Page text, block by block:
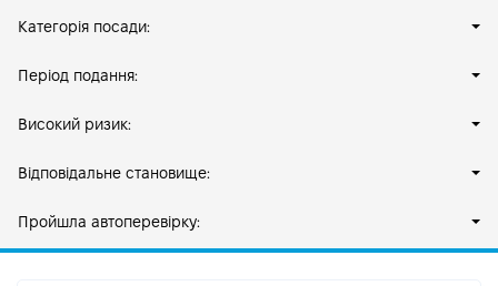
Категорія посади:
Період подання:
Високий ризик:
Відповідальне становище:
Пройшла автоперевірку: